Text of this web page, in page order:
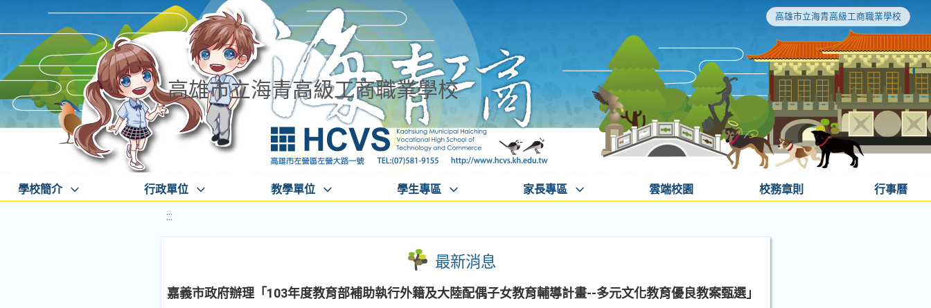
高雄市立海青高級工商職業學校
高雄市立海青高級工商職業學校
學校簡介 行政單位 教學單位 學生專區 家長專區 雲端校園 校務章則 行事曆
:::
最新消息
嘉義市政府辦理「103年度教育部補助執行外籍及大陸配偶子女教育輔導計畫--多元文化教育優良教案甄選」